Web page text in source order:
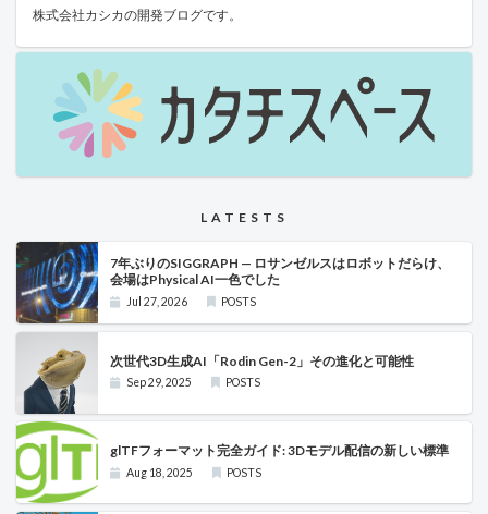
プンソースモデル発表は米国精密機械産業の株価やAI関連企業にも影響
を与えており、より一層競争が激しくなることが予想されます。
株式会社カシカの開発ブログです。
LATESTS
7年ぶりのSIGGRAPH — ロサンゼルスはロボットだらけ、
会場はPhysical AI一色でした
Jul 27, 2026 POSTS
次世代3D生成AI「Rodin Gen-2」その進化と可能性
Sep 29, 2025 POSTS
glTFフォーマット完全ガイド: 3Dモデル配信の新しい標準
Aug 18, 2025 POSTS